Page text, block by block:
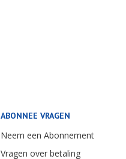
ABONNEE VRAGEN
Neem een Abonnement
Vragen over betaling